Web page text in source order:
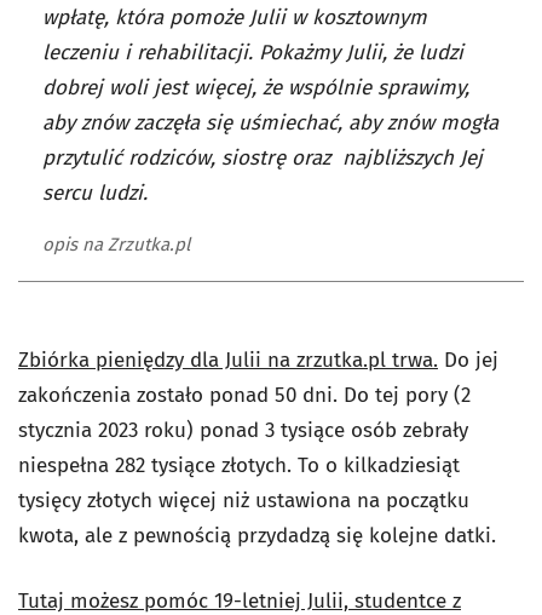
wpłatę, która pomoże Julii w kosztownym
leczeniu i rehabilitacji. Pokażmy Julii, że ludzi
dobrej woli jest więcej, że wspólnie sprawimy,
aby znów zaczęła się uśmiechać, aby znów mogła
przytulić rodziców, siostrę oraz najbliższych Jej
sercu ludzi.
opis na Zrzutka.pl
Zbiórka pieniędzy dla Julii na zrzutka.pl trwa. Do jej
zakończenia zostało ponad 50 dni. Do tej pory (2
stycznia 2023 roku) ponad 3 tysiące osób zebrały
niespełna 282 tysiące złotych. To o kilkadziesiąt
tysięcy złotych więcej niż ustawiona na początku
kwota, ale z pewnością przydadzą się kolejne datki.
Tutaj możesz pomóc 19-letniej Julii, studentce z